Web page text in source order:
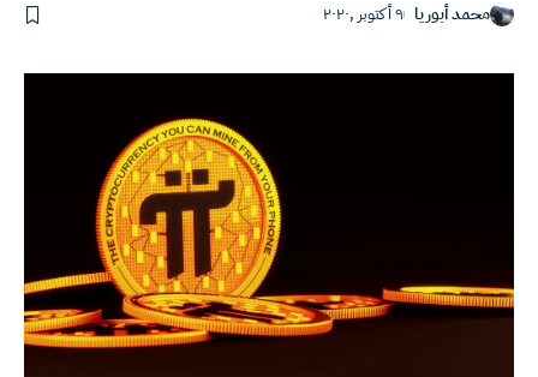
محمد أبوريا ٩ أكتوبر ,٢٠٢٠